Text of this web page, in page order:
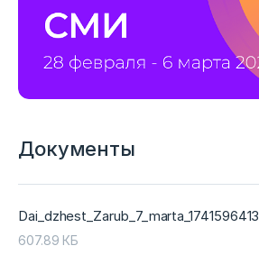
Документы
Dai_dzhest_Zarub_7_marta_1741596413
607.89 КБ